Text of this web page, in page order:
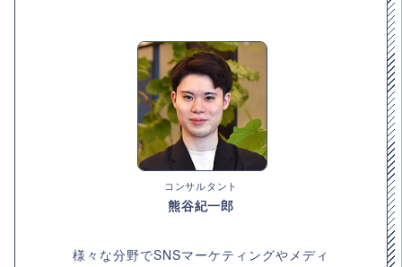
コンサルタント
熊谷紀一郎
様々な分野でSNSマーケティングやメディ